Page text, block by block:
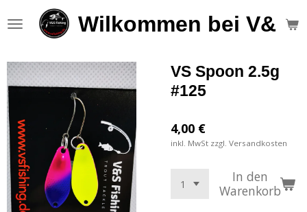
Hauptinhalt
Wilkommen bei V&S
VS Spoon 2.5g
#125
4,00 €
inkl. MwSt zzgl. Versandkosten
In den
Warenkorb